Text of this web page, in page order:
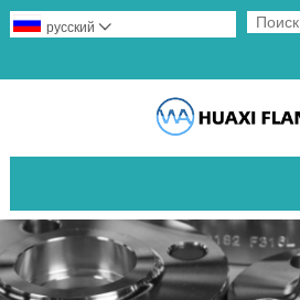
русский 